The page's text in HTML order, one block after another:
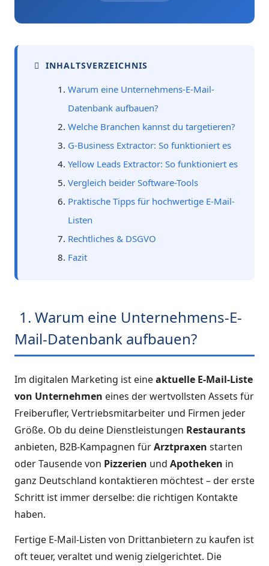
INHALTSVERZEICHNIS
Warum eine Unternehmens-E-Mail-
Datenbank aufbauen?
Welche Branchen kannst du targetieren?
G-Business Extractor: So funktioniert es
Yellow Leads Extractor: So funktioniert es
Vergleich beider Software-Tools
Praktische Tipps für hochwertige E-Mail-
Listen
Rechtliches & DSGVO
Fazit
1. Warum eine Unternehmens-E-
Mail-Datenbank aufbauen?
Im digitalen Marketing ist eineaktuelle E-Mail-Liste
von Unternehmen eines der wertvollsten Assets für
Freiberufler, Vertriebsmitarbeiter und Firmen jeder
Größe. Ob du deine Dienstleistungen Restaurants
anbieten, B2B-Kampagnen fürArztpraxen starten
oder Tausende von Pizzerien und Apotheken in
ganz Deutschland kontaktieren möchtest – der erste
Schritt ist immer derselbe: die richtigen Kontakte
haben.
Fertige E-Mail-Listen von Drittanbietern zu kaufen ist
oft teuer, veraltet und wenig zielgerichtet. Die